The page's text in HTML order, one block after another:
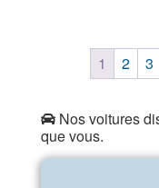
1 2 3
Nos voitures
que vous.